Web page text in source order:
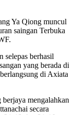
Ya Qiong muncul
saingan Terbuka
selepas berhasil
yang berada di
di Axiata
mengalahkan
secara